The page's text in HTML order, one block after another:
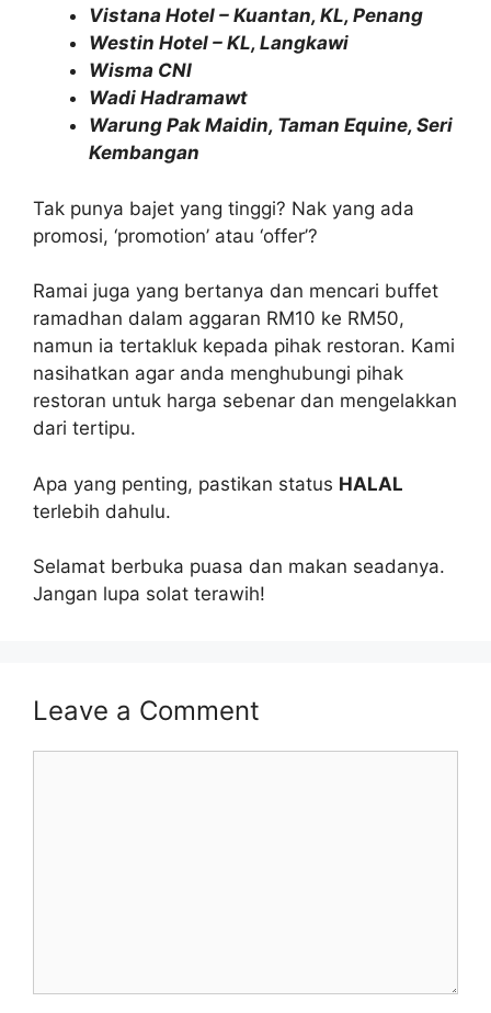
Vistana Hotel – Kuantan, KL, Penang
Westin Hotel – KL, Langkawi
Wisma CNI
Wadi Hadramawt
Warung Pak Maidin, Taman Equine, Seri
Kembangan
Tak punya bajet yang tinggi? Nak yang ada
promosi, ‘promotion’ atau ‘offer’?
Ramai juga yang bertanya dan mencari buffet
ramadhan dalam aggaran RM10 ke RM50,
namun ia tertakluk kepada pihak restoran. Kami
nasihatkan agar anda menghubungi pihak
restoran untuk harga sebenar dan mengelakkan
dari tertipu.
Apa yang penting, pastikan status HALAL
terlebih dahulu.
Selamat berbuka puasa dan makan seadanya.
Jangan lupa solat terawih!
Leave a Comment